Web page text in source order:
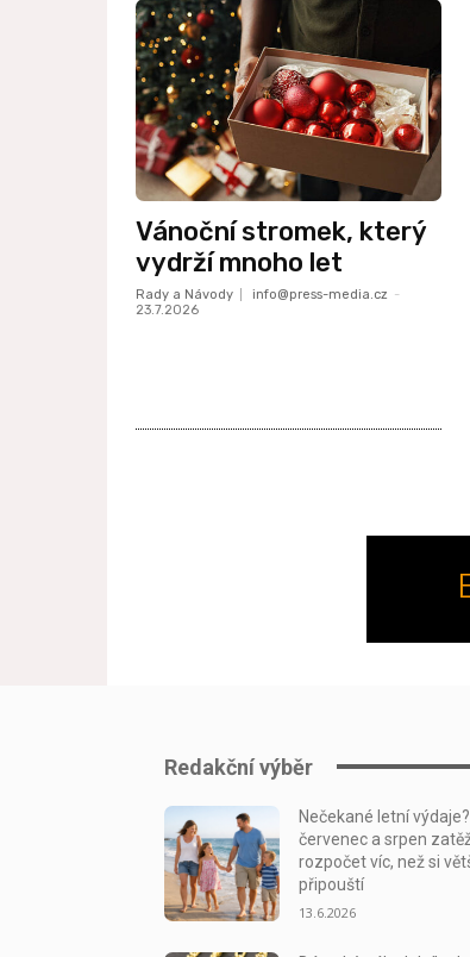
Vánoční stromek, který
vydrží mnoho let
Rady a Návody info@press-media.cz -
23.7.2026
Redakční výběr
Nečekané letní
červenec a srpen
rozpočet víc, než si
připouští
13.6.2026